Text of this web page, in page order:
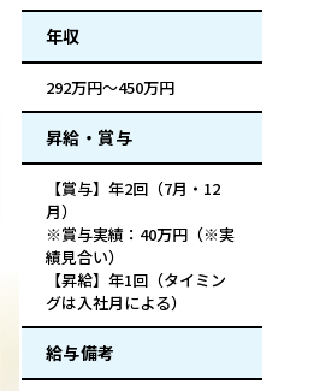
年収
292万円～450万円
昇給・賞与
【賞与】年2回（7月・12
月）
※賞与実績：40万円（※実
績見合い）
【昇給】年1回（タイミン
グは入社月による）
給与備考